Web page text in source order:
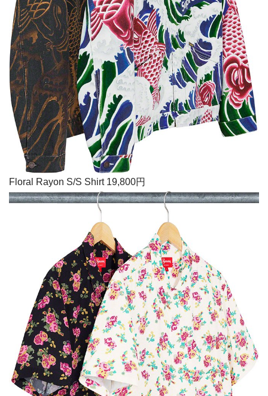
Floral Rayon S/S Shirt 19,800円